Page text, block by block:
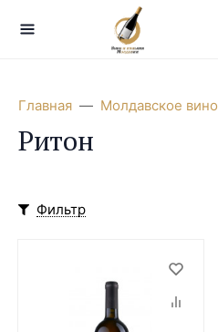
Главная Молдавское вино
Ритон
Фильтр